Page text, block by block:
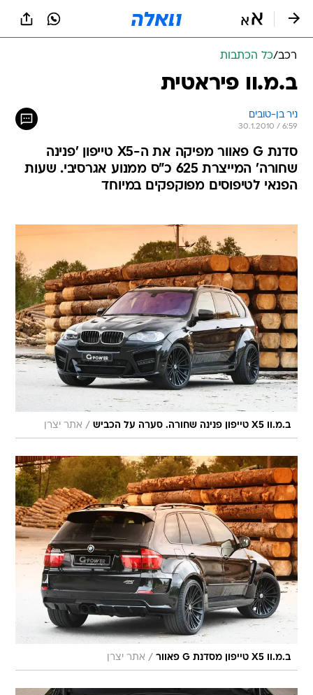
רכב/כל הכתבות
ב.מ.וו פיראטית
ניר בן-טובים
30.1.2010 / 6:59
סדנת G פאוור מפיקה את ה-X5 טייפון 'פנינה
שחורה' המייצרת 625 כ"ס ממנוע אגרסיבי. שעות
הפנאי לטיפוסים מפוקפקים במיוחד
ב.מ.וו X5 טייפון פנינה שחורה. סערה על הכביש / אתר יצרן
ב.מ.וו X5 טייפון מסדנת G פאוור / אתר יצרן